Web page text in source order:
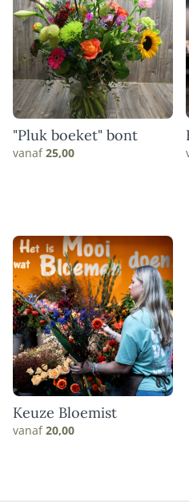
"Pluk boeket" bont
vanaf25,00
Keuze Bloemist
vanaf20,00